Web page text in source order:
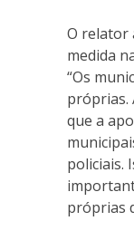
O relator
medida
“Os
próprias.
que a
policiais.
próprias